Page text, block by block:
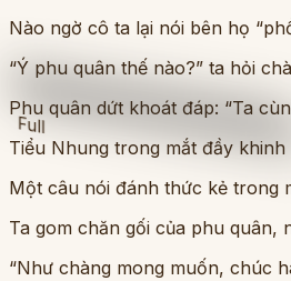
Full
Nào ngờ cô ta lại nói bên họ
“Ý phu quân thế nào?” ta hỏi
Phu quân dứt khoát đáp: “Ta
Tiểu Nhung trong mắt đầy
Một câu nói đánh thức kẻ trong
Ta gom chăn gối của phu quân,
“Như chàng mong muốn, chúc